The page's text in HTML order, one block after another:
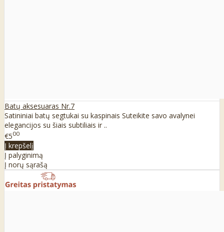
Batų aksesuaras Nr.7
Satininiai batų segtukai su kaspinais Suteikite savo avalynei
elegancijos su šiais subtiliais ir ..
€500
Į krepšelį
Į palyginimą
Į norų sąrašą